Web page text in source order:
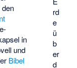
rd
e
ü
b
er
d
in
und
Bibel